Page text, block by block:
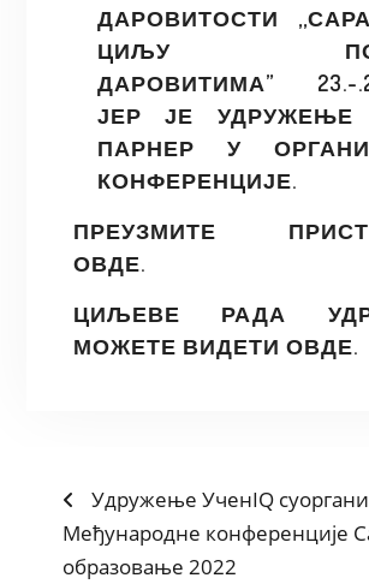
ДАРОВИТОСТИ
ЦИЉУ
ДАРОВИТИМА” 23.-
ЈЕР ЈЕ УДРУЖЕЊЕ
ПАРНЕР У
КОНФЕРЕНЦИЈЕ.
ПРЕУЗМИТЕ
ОВДЕ.
ЦИЉЕВЕ РАДА
МОЖЕТЕ ВИДЕТИ ОВДЕ.
Удружење УченIQ
Међународне конференције
образовање 2022